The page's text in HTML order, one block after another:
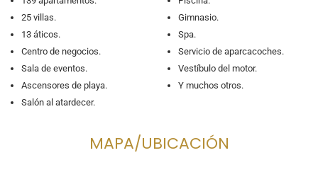
25 villas.
13 áticos.
Centro de negocios.
Sala de eventos.
Ascensores de playa.
Salón al atardecer.
Gimnasio.
Spa.
Servicio de aparcacoches.
Vestíbulo del motor.
Y muchos otros.
MAPA/UBICACIÓN